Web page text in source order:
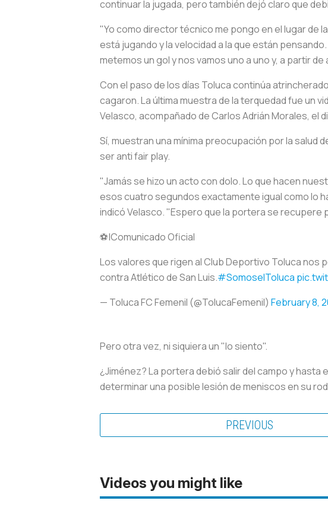
continuar la jugada, pero también dejó claro que
"Yo como director técnico me pongo en el lugar de
está jugando y la velocidad a la que están
metemos un gol y nos vamos uno a uno y, a partir
Con el paso de los días Toluca continúa
cagaron. La última muestra de la terquedad fue un
Velasco, acompañado de Carlos Adrián Morales, el
Sí, muestran una mínima preocupación por la salud
ser anti fair play.
"Jamás se hizo un acto con dolo. Lo que hacen
esos cuatro segundos exactamente igual como lo
indicó Velasco. "Espero que la portera se recupere
⚽️|Comunicado Oficial
Los valores que rigen al Club Deportivo Toluca
contra Atlético de San Luis.#SomoselToluca
— Toluca FC Femenil (@TolucaFemenil) February 8,
Pero otra vez, ni siquiera un "lo siento".
¿Jiménez? La portera debió salir del campo y
determinar una posible lesión de meniscos en su
PREVIOUS
Videos you might like